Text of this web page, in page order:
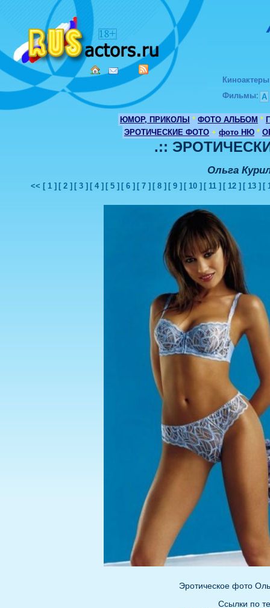
Киноактеры
Фильмы: А
ЮМОР, ПРИКОЛЫ * ФОТО АЛЬБОМ *
ЭРОТИЧЕСКИЕ ФОТО + фото НЮ *
.::
Ольга
<< [ 1 ] [ 2 ] [ 3 ] [ 4 ] [ 5 ] [ 6 ] [ 7 ] [ 8 ] [ 9 ] [ 10 ] [ 11 ] [ 12 ] [ 13 ] [
Эротическое фото
Ссылки по